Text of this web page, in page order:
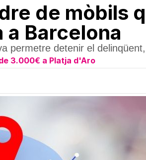
de mòbils
a Barcelona
permetre detenir el
3.000€ a Platja d'Aro